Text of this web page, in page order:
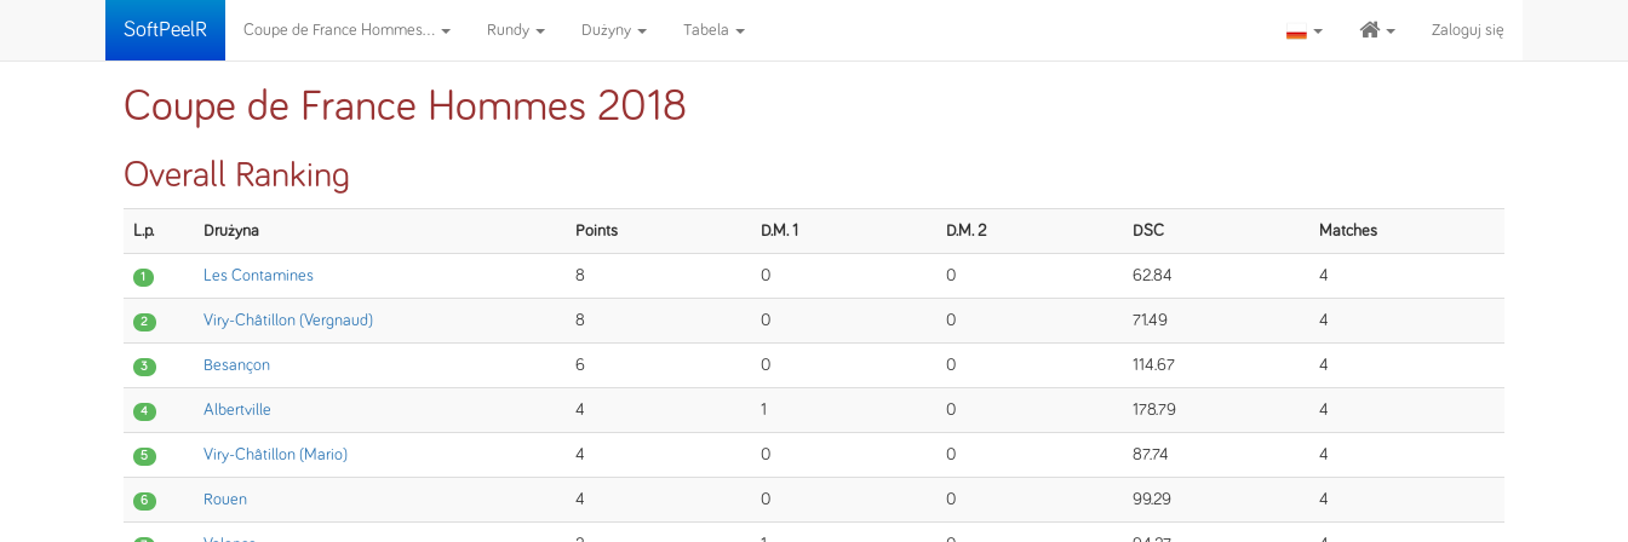
SoftPeelR Coupe de France Hommes... Rundy Dużyny Tabela Zaloguj się
Coupe de France Hommes 2018
Overall Ranking
L.p. Drużyna Points D.M. 1 D.M. 2 DSC Matches
1 Les Contamines 8 0 0 62.84 4
2 Viry-Châtillon (Vergnaud) 8 0 0 71.49 4
3 Besançon 6 0 0 114.67 4
4 Albertville 4 1 0 178.79 4
5 Viry-Châtillon (Mario) 4 0 0 87.74 4
6 Rouen 4 0 0 99.29 4